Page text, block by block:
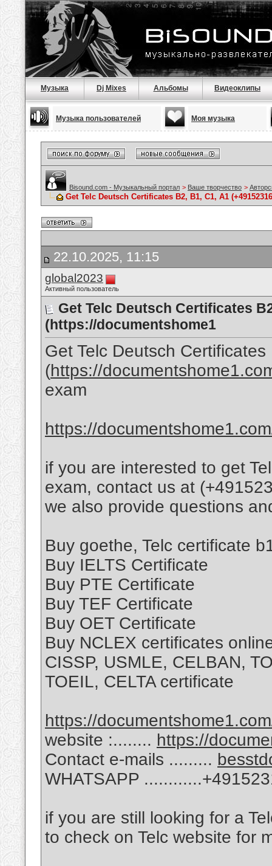
Музыка Dj Mixes Альбомы Видеоклипы
Музыка пользователей Моя музыка
Bisound.com - Музыкальный портал > Ваше творчество >
Get Telc Deutsch Certificates B2, B1, C1, A1
22.10.2025, 11:15
global2023
Активный пользователь
Get Telc Deutsch Certificates
(https://documentshome1
Get Telc Deutsch
(https://
exam
https://
if you are interested to get
exam, contact us at
we also provide questions
Buy goethe, Telc certificate
Buy IELTS Certificate
Buy PTE Certificate
Buy TEF Certificate
Buy OET Certificate
Buy NCLEX certificates
CISSP, USMLE, CELBAN,
TOEIL, CELTA certificate
https://
website :........ https://
Contact e-mails .........
WHATSAPP
if you are still looking for a
to check on Telc website for